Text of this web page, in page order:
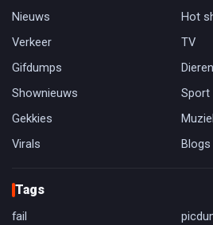
Nieuws
Hot
Verkeer
TV
Gifdumps
Dieren
Shownieuws
Sport
Gekkies
Virals
Blogs
Tags
fail